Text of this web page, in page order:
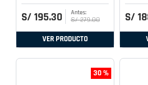
S/ 195.30 S/ 279.00
VER PRODUCTO
S/
30 %